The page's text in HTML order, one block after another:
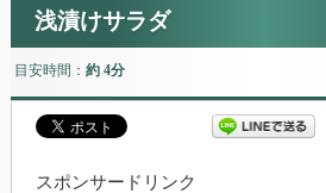
浅漬けサラダ
目安時間： 約 4分
スポンサードリンク